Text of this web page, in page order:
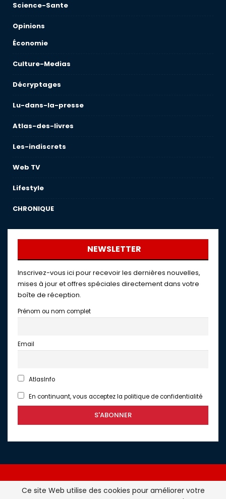
Science-Sante
Opinions
Économie
Culture-Medias
Décryptages
Lu-dans-la-presse
Atlas-des-livres
Les-indiscrets
Web TV
Lifestyle
CHRONIQUE
NEWSLETTER
Inscrivez-vous ici pour recevoir les dernières nouvelles,
mises à jour et offres spéciales directement dans votre
boîte de réception.
Prénom ou nom complet
Email
AtlasInfo
En continuant, vous acceptez la politique de confidentialité
Ce site Web utilise des cookies pour améliorer votre